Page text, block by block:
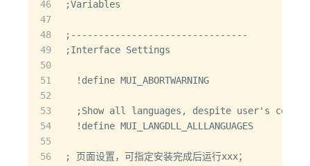
46
47
48
49
50
51
52
53
54
55
56
;Variables
;--------------------------------
;Interface Settings
  !define MUI_ABORTWARNING
;Show all languages, despite user's
  !define MUI_LANGDLL_ALLLANGUAGES
; 页面设置，可指定安装完成后运行xxx；